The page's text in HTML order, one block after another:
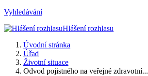
Vyhledávání
Hlášení rozhlasu
Úvodní stránka
Úřad
Životní situace
Odvod pojistného na veřejné zdravotní...